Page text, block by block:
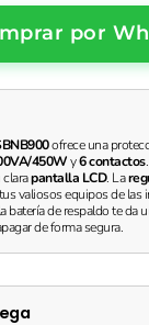
por
ofrece una
450Wy6 contactos
clarapantalla LCD. La
valiosos equipos de las
batería de respaldo te da
de forma segura.